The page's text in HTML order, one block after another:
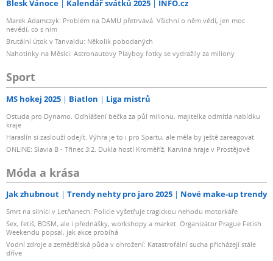
Blesk Vánoce Kalendář svátků 2025 INFO.cz
Marek Adamczyk: Problém na DAMU přetrvává. Všichni o něm vědí, jen moc
nevědí, co s ním
Brutální útok v Tanvaldu: Několik pobodaných
Nahotinky na Měsíci: Astronautovy Playboy fotky se vydražily za miliony
Sport
MS hokej 2025 Biatlon Liga mistrů
Ostuda pro Dynamo. Odhlášení béčka za půl milionu, majitelka odmítla nabídku
kraje
Haraslín si zaslouží odejít. Výhra je to i pro Spartu, ale měla by ještě zareagovat
ONLINE: Slavia B - Třinec 3:2. Dukla hostí Kroměříž, Karviná hraje v Prostějově
Móda a krása
Jak zhubnout Trendy nehty pro jaro 2025 Nové make-up trendy
Smrt na silnici v Letňanech: Policie vyšetřuje tragickou nehodu motorkáře
Sex, fetiš, BDSM, ale i přednášky, workshopy a market. Organizátor Prague Fetish
Weekendu popsal, jak akce probíhá
Vodní zdroje a zemědělská půda v ohrožení: Katastrofální sucha přicházejí stále
dříve